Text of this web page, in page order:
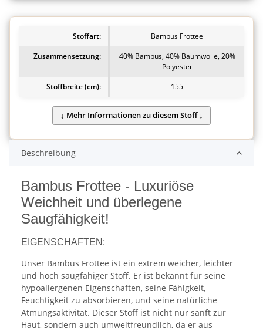
Stoffart:
Bambus Frottee
Zusammensetzung:
40% Bambus, 40% Baumwolle, 20%
Polyester
Stoffbreite (cm):
155
Beschreibung
Bambus Frottee - Luxuriöse
Weichheit und überlegene
Saugfähigkeit!
EIGENSCHAFTEN:
Unser Bambus Frottee ist ein extrem weicher, leichter
und hoch saugfähiger Stoff. Er ist bekannt für seine
hypoallergenen Eigenschaften, seine Fähigkeit,
Feuchtigkeit zu absorbieren, und seine natürliche
Atmungsaktivität. Dieser Stoff ist nicht nur sanft zur
Haut, sondern auch umweltfreundlich, da er aus